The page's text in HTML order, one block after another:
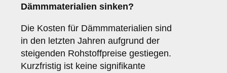
Dämmmaterialien sinken?
Die Kosten für Dämmmaterialien sind
in den letzten Jahren aufgrund der
steigenden Rohstoffpreise gestiegen.
Kurzfristig ist keine signifikante